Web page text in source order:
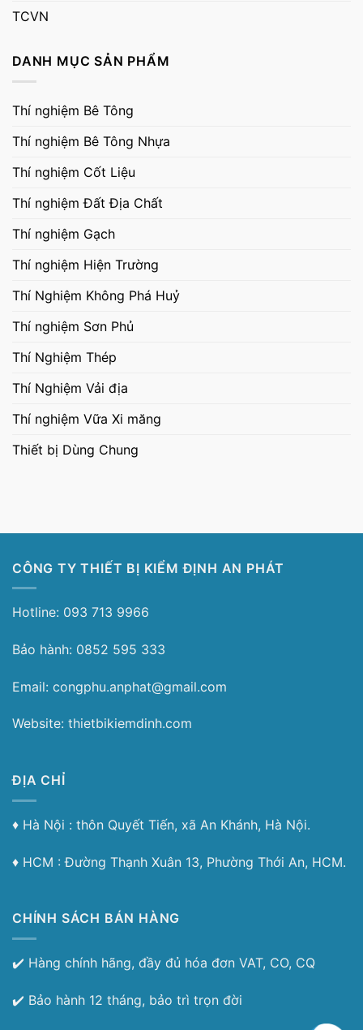
TCVN
DANH MỤC SẢN PHẨM
Thí nghiệm Bê Tông
Thí nghiệm Bê Tông Nhựa
Thí nghiệm Cốt Liệu
Thí nghiệm Đất Địa Chất
Thí nghiệm Gạch
Thí nghiệm Hiện Trường
Thí Nghiệm Không Phá Huỷ
Thí nghiệm Sơn Phủ
Thí Nghiệm Thép
Thí Nghiệm Vải địa
Thí nghiệm Vữa Xi măng
Thiết bị Dùng Chung
CÔNG TY THIẾT BỊ KIỂM ĐỊNH AN PHÁT
Hotline: 093 713 9966
Bảo hành: 0852 595 333
Email: congphu.anphat@gmail.com
Website: thietbikiemdinh.com
ĐỊA CHỈ
♦︎ Hà Nội : thôn Quyết Tiến, xã An Khánh, Hà Nội.
♦︎ HCM : Đường Thạnh Xuân 13, Phường Thới An, HCM.
CHÍNH SÁCH BÁN HÀNG
✔️ Hàng chính hãng, đầy đủ hóa đơn VAT, CO, CQ
✔️ Bảo hành 12 tháng, bảo trì trọn đời